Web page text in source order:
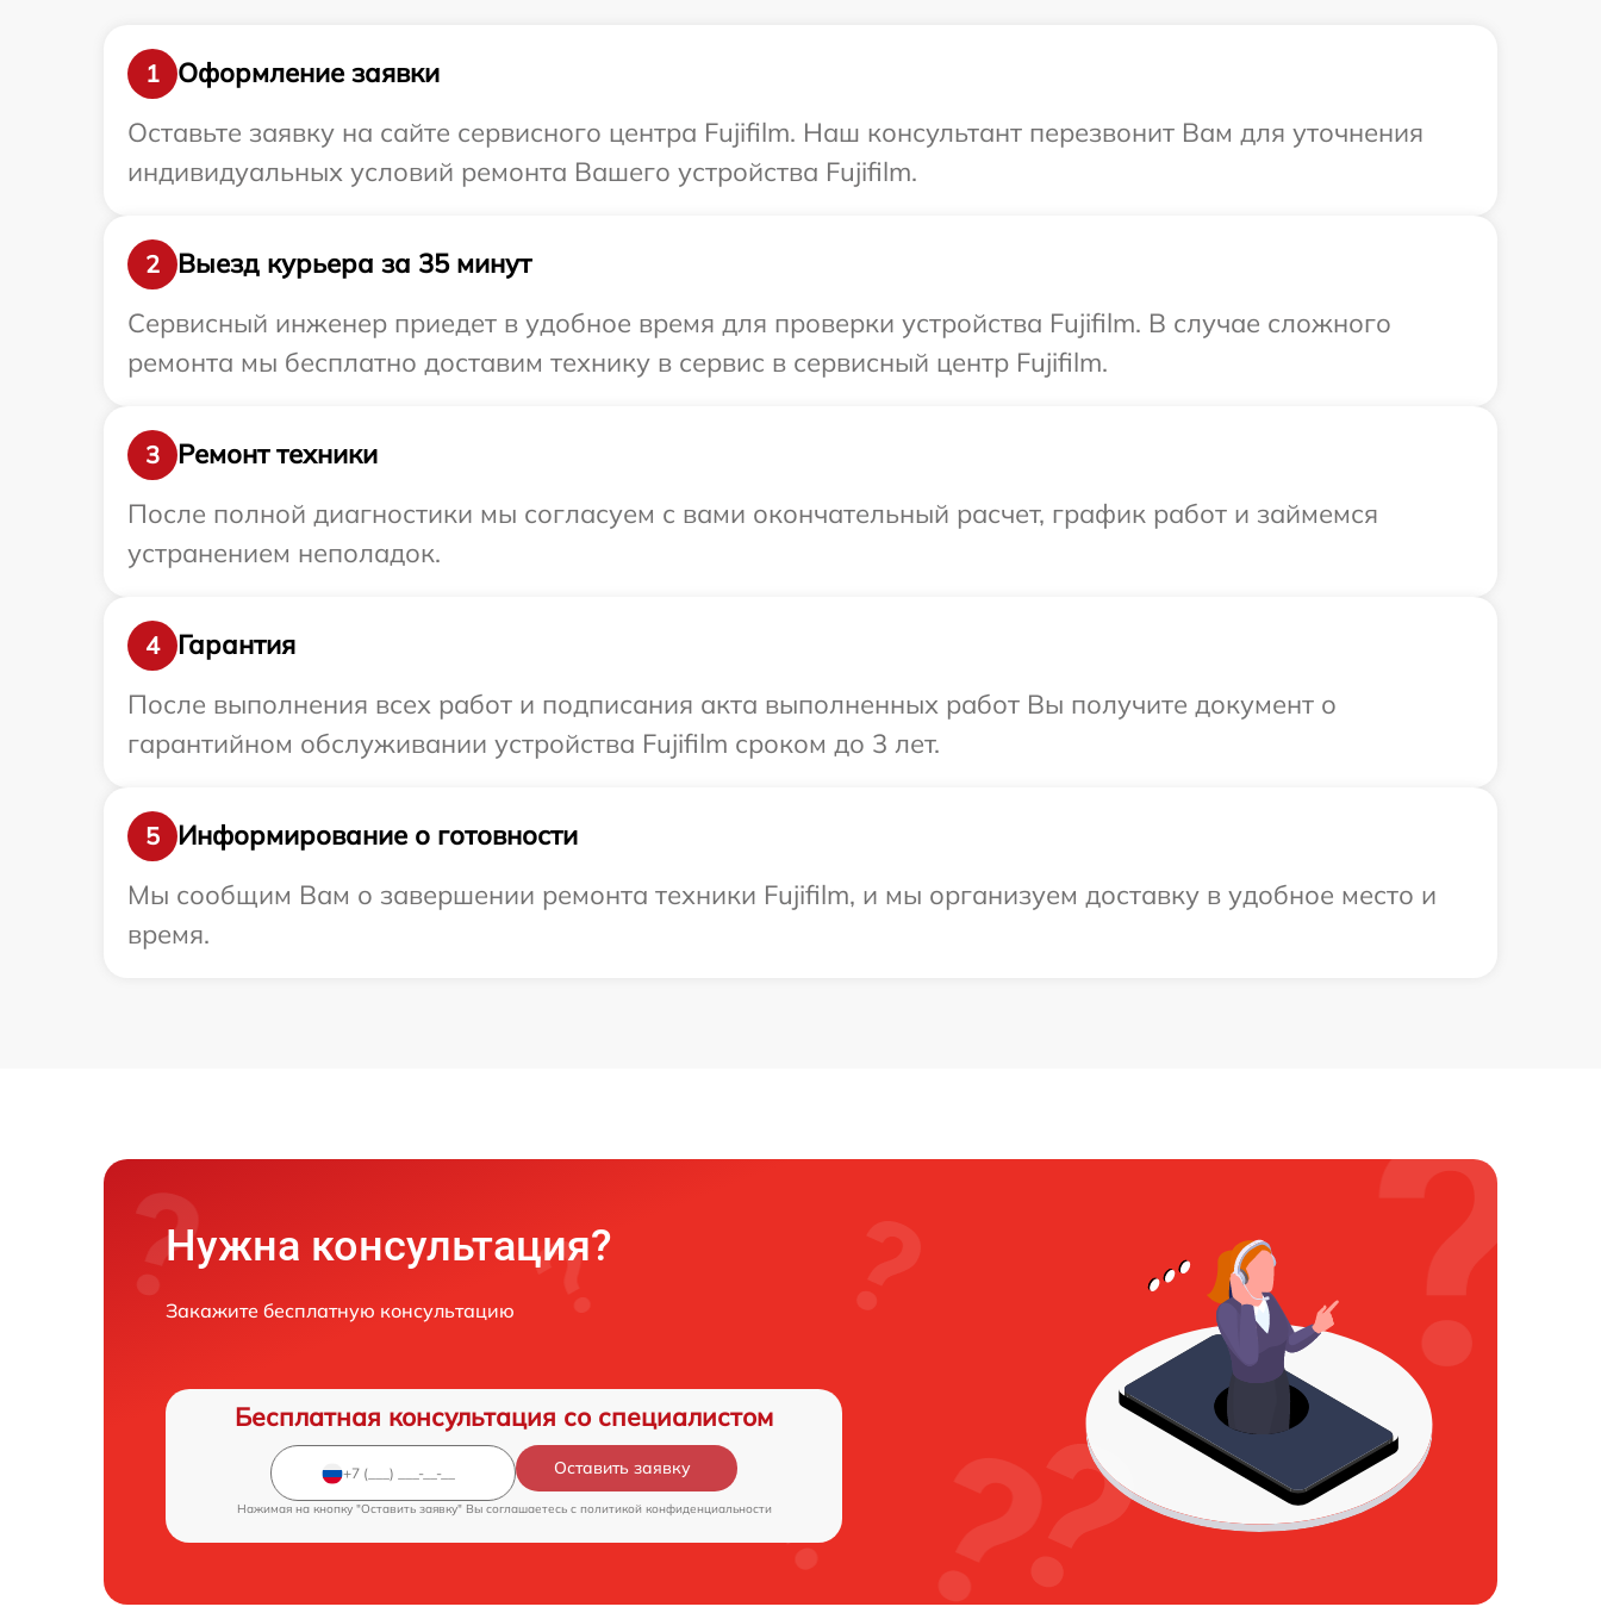
1
Оформление заявки
Оставьте заявку на сайте сервисного центра Fujifilm. Наш консультант перезвонит Вам для уточнения
индивидуальных условий ремонта Вашего устройства Fujifilm.
2
Выезд курьера за 35 минут
Сервисный инженер приедет в удобное время для проверки устройства Fujifilm. В случае сложного
ремонта мы бесплатно доставим технику в сервис в сервисный центр Fujifilm.
3
Ремонт техники
После полной диагностики мы согласуем с вами окончательный расчет, график работ и займемся
устранением неполадок.
4
Гарантия
После выполнения всех работ и подписания акта выполненных работ Вы получите документ о
гарантийном обслуживании устройства Fujifilm сроком до 3 лет.
5
Информирование о готовности
Мы сообщим Вам о завершении ремонта техники Fujifilm, и мы организуем доставку в удобное место и
время.
Нужна консультация?
Закажите бесплатную консультацию
Бесплатная консультация со специалистом
Оставить заявку
Нажимая на кнопку "Оставить заявку" Вы соглашаетесь c политикой конфиденциальности